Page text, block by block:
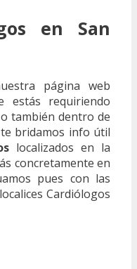
en San
página web
estás requiriendo
o también dentro de
bridamos info útil
localizados en la
concretamente en
pues con las
Cardiólogos